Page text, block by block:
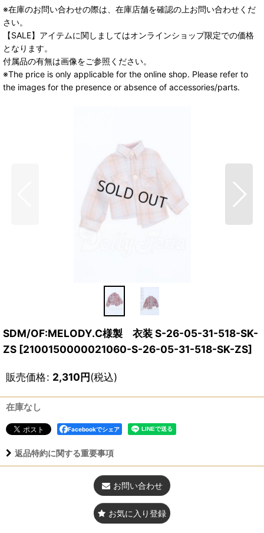
※在庫のお問い合わせの際は、在庫店舗を確認の上お問い合わせくだ
さい。
【SALE】アイテムに関しましてはオンラインショップ限定での価格
となります。
付属品の有無は画像をご参照ください。
※The price is only applicable for the online shop. Please refer to
the images for the presence or absence of accessories/parts.
SDM/OF:MELODY.C様製 衣装 S-26-05-31-518-SK-
ZS [2100150000021060-S-26-05-31-518-SK-ZS]
販売価格: 2,310円(税込)
在庫なし
Facebookでシェア
返品特約に関する重要事項
お問い合わせ
お気に入り登録